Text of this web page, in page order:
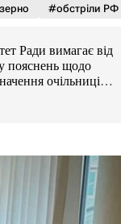
#обстріли РФ
Ради вимагає від
пояснень щодо
очільниці